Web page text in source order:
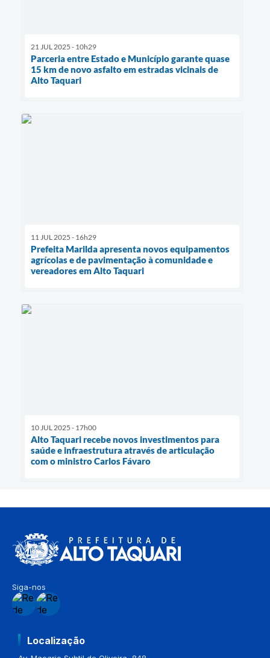
21 JUL 2025 - 10h29
Parceria entre Estado e Município garante quase
15 km de novo asfalto em estradas vicinais de
Alto Taquari
11 JUL 2025 - 16h29
Prefeita Marilda apresenta novos equipamentos
agrícolas e de pavimentação à comunidade e
vereadores em Alto Taquari
10 JUL 2025 - 17h00
Alto Taquari recebe novos investimentos para
saúde e infraestrutura através de articulação
com o ministro Carlos Fávaro
Siga-nos
Localização